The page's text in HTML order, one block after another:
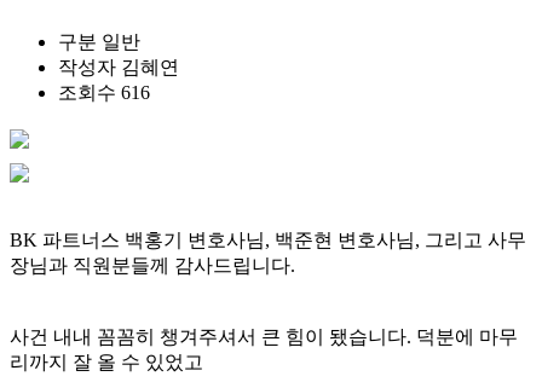
구분 일반
작성자 김혜연
조회수 616
BK 파트너스 백홍기 변호사님, 백준현 변호사님, 그리고 사무
장님과 직원분들께 감사드립니다.
사건 내내 꼼꼼히 챙겨주셔서 큰 힘이 됐습니다. 덕분에 마무
리까지 잘 올 수 있었고